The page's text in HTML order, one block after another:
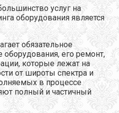
услуг на
оборудования является
обязательное
оборудования, его ремонт,
которые лежат на
от широты спектра и
в процессе
полный и частичный